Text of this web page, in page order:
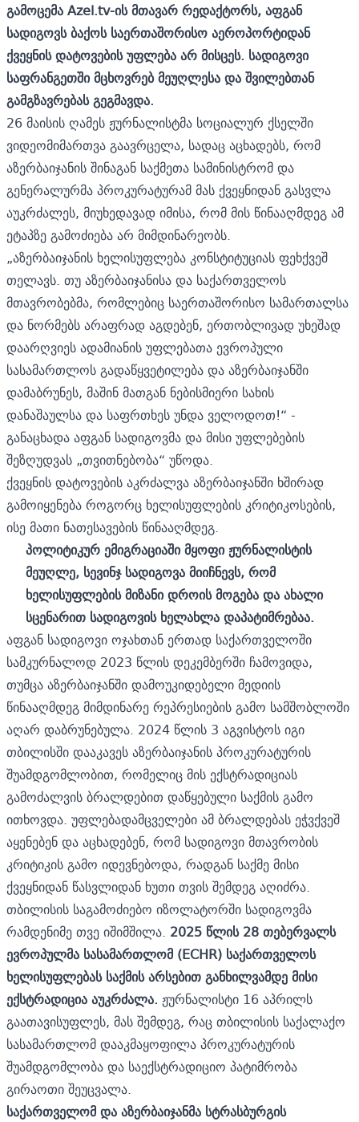
გამოცემა Azel.tv-ის მთავარ რედაქტორს, აფგან
სადიგოვს ბაქოს საერთაშორისო აეროპორტიდან
ქვეყნის დატოვების უფლება არ მისცეს. სადიგოვი
საფრანგეთში მცხოვრებ მეუღლესა და შვილებთან
გამგზავრებას გეგმავდა.
26 მაისის ღამეს ჟურნალისტმა სოციალურ ქსელში
ვიდეომიმართვა გაავრცელა, სადაც აცხადებს, რომ
აზერბაიჯანის შინაგან საქმეთა სამინისტრომ და
გენერალურმა პროკურატურამ მას ქვეყნიდან გასვლა
აუკრძალეს, მიუხედავად იმისა, რომ მის წინააღმდეგ ამ
ეტაპზე გამოძიება არ მიმდინარეობს.
„აზერბაიჯანის ხელისუფლება კონსტიტუციას ფეხქვეშ
თელავს. თუ აზერბაიჯანისა და საქართველოს
მთავრობებმა, რომლებიც საერთაშორისო სამართალსა
და ნორმებს არაფრად აგდებენ, ერთობლივად უხეშად
დაარღვიეს ადამიანის უფლებათა ევროპული
სასამართლოს გადაწყვეტილება და აზერბაიჯანში
დამაბრუნეს, მაშინ მათგან ნებისმიერი სახის
დანაშაულსა და საფრთხეს უნდა ველოდოთ!“ -
განაცხადა აფგან სადიგოვმა და მისი უფლებების
შეზღუდვას „თვითნებობა“ უწოდა.
ქვეყნის დატოვების აკრძალვა აზერბაიჯანში ხშირად
გამოიყენება როგორც ხელისუფლების კრიტიკოსების,
ისე მათი ნათესავების წინააღმდეგ.
პოლიტიკურ ემიგრაციაში მყოფი ჟურნალისტის
მეუღლე, სევინჯ სადიგოვა მიიჩნევს, რომ
ხელისუფლების მიზანი დროის მოგება და ახალი
სცენარით სადიგოვის ხელახლა დაპატიმრებაა.
აფგან სადიგოვი ოჯახთან ერთად საქართველოში
სამკურნალოდ 2023 წლის დეკემბერში ჩამოვიდა,
თუმცა აზერბაიჯანში დამოუკიდებელი მედიის
წინააღმდეგ მიმდინარე რეპრესიების გამო სამშობლოში
აღარ დაბრუნებულა. 2024 წლის 3 აგვისტოს იგი
თბილისში დააკავეს აზერბაიჯანის პროკურატურის
შუამდგომლობით, რომელიც მის ექსტრადიციას
გამოძალვის ბრალდებით დაწყებული საქმის გამო
ითხოვდა. უფლებადამცველები ამ ბრალდებას ეჭვქვეშ
აყენებენ და აცხადებენ, რომ სადიგოვი მთავრობის
კრიტიკის გამო იდევნებოდა, რადგან საქმე მისი
ქვეყნიდან წასვლიდან ხუთი თვის შემდეგ აღიძრა.
თბილისის საგამოძიებო იზოლატორში სადიგოვმა
რამდენიმე თვე იშიმშილა. 2025 წლის 28 თებერვალს
ევროპულმა სასამართლომ (ECHR) საქართველოს
ხელისუფლებას საქმის არსებით განხილვამდე მისი
ექსტრადიცია აუკრძალა. ჟურნალისტი 16 აპრილს
გაათავისუფლეს, მას შემდეგ, რაც თბილისის საქალაქო
სასამართლომ დააკმაყოფილა პროკურატურის
შუამდგომლობა და საექსტრადიციო პატიმრობა
გირაოთი შეუცვალა.
საქართველომ და აზერბაიჯანმა სტრასბურგის